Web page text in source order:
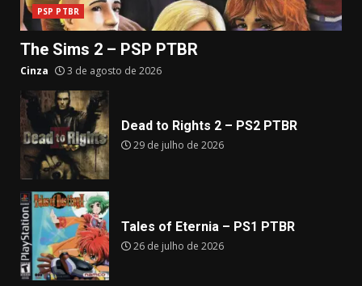
PSP PTBR
The Sims 2 – PSP PTBR
Cinza 3 de agosto de 2026
Dead to Rights 2 – PS2 PTBR
29 de julho de 2026
Tales of Eternia – PS1 PTBR
26 de julho de 2026